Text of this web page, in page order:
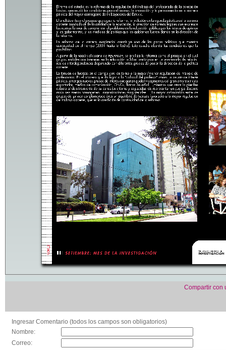
Compartir con
Ingresar Comentario (todos los campos son obligatorios)
Nombre:
Correo: